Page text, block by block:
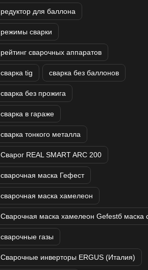
редуктор для баллона
режимы сварки
рейтинг сварочных аппаратов
сварка tig сварка без баллонов
сварка без прожига
сварка в гараже
сварка тонкого металла
Сварог REAL SMART ARC 200
сварочная маска Гефест
сварочная маска хамелеон
Сварочная маска хамелеон Gefestб маска
сварочные газы
Сварочные инверторы ERGUS (Италия)